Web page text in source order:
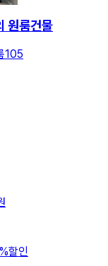
원룸건물
105
%할인